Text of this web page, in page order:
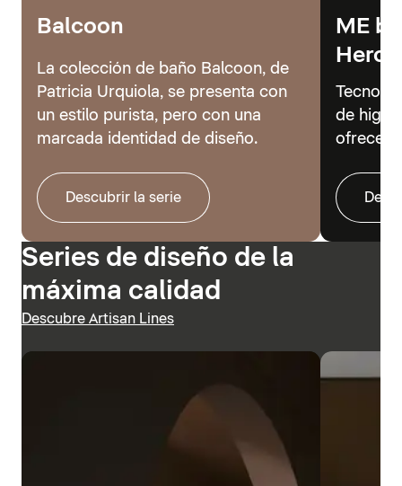
Balcoon
La colección de baño Balcoon, de
Patricia Urquiola, se presenta con
un estilo purista, pero con una
marcada identidad de diseño.
Descubrir la serie
ME
Hero
de
ofrecer
Series de diseño de la
máxima calidad
Descubre Artisan Lines